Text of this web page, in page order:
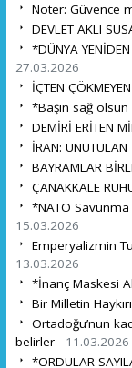
Noter: Güvence
DEVLET AKLI
*DÜNYA
27.03.2026
İÇTEN
*Başın sağ
DEMİRİ ERİTEN
İRAN: UNUTULAN
BAYRAMLAR
ÇANAKKALE
*NATO Savunma
15.03.2026
Emperyalizmin
13.03.2026
*İnanç Maskesi
Bir Milletin
Ortadoğu’nun
belirler - 11.03.2026
*ORDULAR